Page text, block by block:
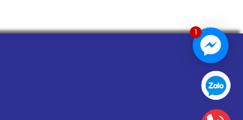
1